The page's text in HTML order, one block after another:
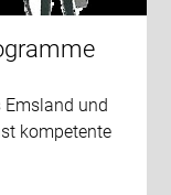
Emsland und
kompetente